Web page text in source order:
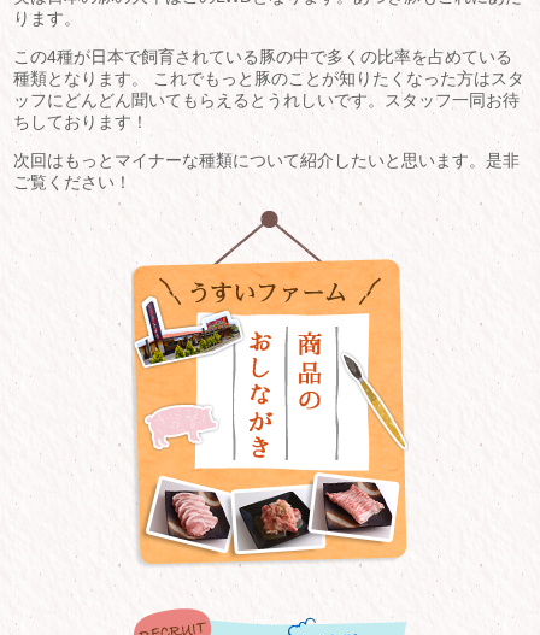
ります。
この4種が日本で飼育されている豚の中で多くの比率を占めている
種類となります。 これでもっと豚のことが知りたくなった方はスタ
ッフにどんどん聞いてもらえるとうれしいです。スタッフ一同お待
ちしております！
次回はもっとマイナーな種類について紹介したいと思います。是非
ご覧ください！